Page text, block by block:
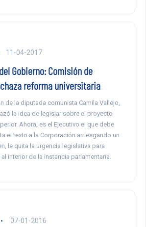
11-04-2017
Gobierno: Comisión de
reforma universitaria
de la diputada comunista Camila Vallejo,
la idea de legislar sobre el proyecto
Ahora, es el Ejecutivo el que debe
el texto a la Corporación arriesgando un
le quita la urgencia legislativa para
interior de la instancia parlamentaria.
07-01-2016